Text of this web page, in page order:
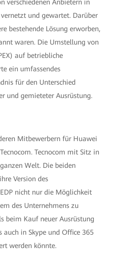
verschiedenen Anbietern in
und gewartet. Darüber
bestehende Lösung erworben,
waren. Die Umstellung von
auf betriebliche
ein umfassendes
für den Unterschied
und gemieteter Ausrüstung.
Mitbewerbern für Huawei
Tecnocom mit Sitz in
Welt. Die beiden
Version des
nicht nur die Möglichkeit
des Unternehmens zu
beim Kauf neuer Ausrüstung
auch in Skype und Office 365
werden könnte.